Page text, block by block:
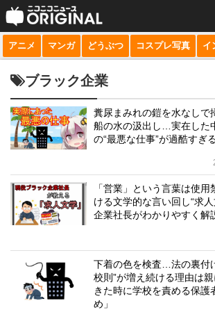
サービス一覧
niconico
動画
生放送
チャンネル
マンガ
アニメ マンガ どうぶつ コスプレ写真 イ
ブラック企業
糞尿まみれの鎧を水なしで
船の水の汲出し…実在した
の“最悪な仕事”が過酷すぎ
「営業」という言葉は使
ける文学的な言い回し“求
企業社長がわかりやすく解
下着の色を検査…法の裏付
校則”が増え続ける理由は
きた時に学校を責める保護
め」